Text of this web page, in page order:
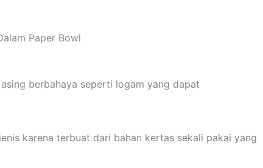
Paper Bowl
berbahaya seperti logam yang dapat
karena terbuat dari bahan kertas sekali pakai yang